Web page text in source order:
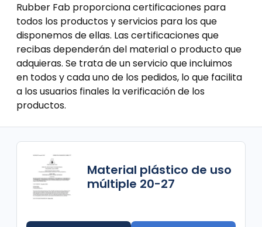
Rubber Fab proporciona certificaciones para
todos los productos y servicios para los que
disponemos de ellas. Las certificaciones que
recibas dependerán del material o producto que
adquieras. Se trata de un servicio que incluimos
en todos y cada uno de los pedidos, lo que facilita
a los usuarios finales la verificación de los
productos.
Material plástico de uso
múltiple 20-27